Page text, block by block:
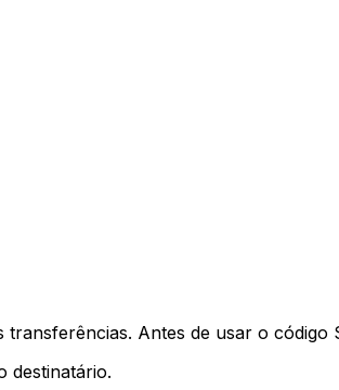
Antes de usar o código
destinatário.